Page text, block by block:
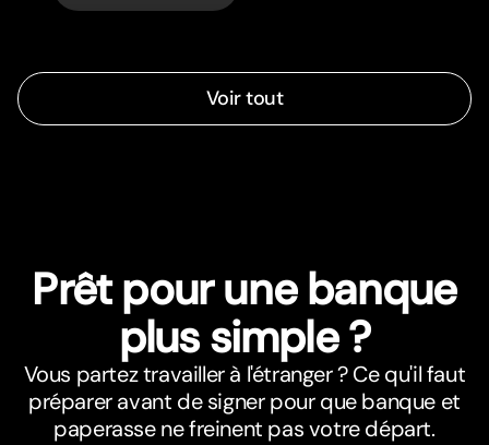
Voir tout
Prêt pour une banque
plus simple ?
Vous partez travailler à l'étranger ? Ce qu'il faut
préparer avant de signer pour que banque et
paperasse ne freinent pas votre départ.